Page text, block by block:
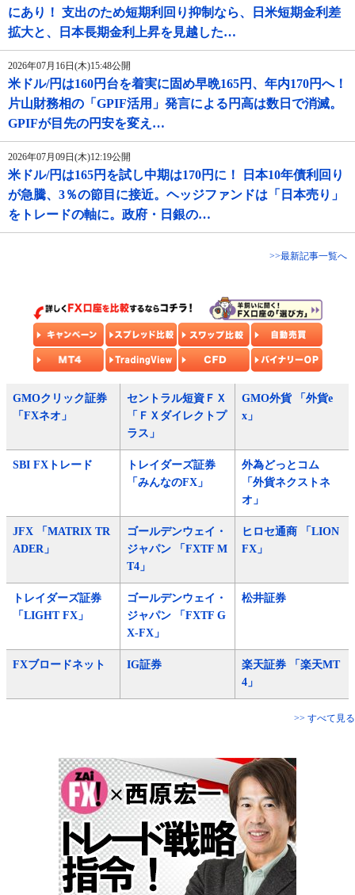
にあり！ 支出のため短期利回り抑制なら、日米短期金利差
拡大と、日本長期金利上昇を見越した…
2026年07月16日(木)15:48公開
米ドル/円は160円台を着実に固め早晩165円、年内170円へ！
片山財務相の「GPIF活用」発言による円高は数日で消滅。
GPIFが目先の円安を変え…
2026年07月09日(木)12:19公開
米ドル/円は165円を試し中期は170円に！ 日本10年債利回り
が急騰、3％の節目に接近。ヘッジファンドは「日本売り」
をトレードの軸に。政府・日銀の…
>>最新記事一覧へ
GMOクリック証券
「FXネオ」
セントラル短資ＦＸ
「ＦＸダイレクトプ
ラス」
GMO外貨 「外貨e
x」
SBI FXトレード
トレイダーズ証券
「みんなのFX」
外為どっとコム
「外貨ネクストネ
オ」
JFX 「MATRIX TR
ADER」
ゴールデンウェイ・
ジャパン 「FXTF M
T4」
ヒロセ通商 「LION
FX」
トレイダーズ証券
「LIGHT FX」
ゴールデンウェイ・
ジャパン 「FXTF G
X-FX」
松井証券
FXブロードネット IG証券
楽天証券 「楽天MT
4」
>> すべて見る